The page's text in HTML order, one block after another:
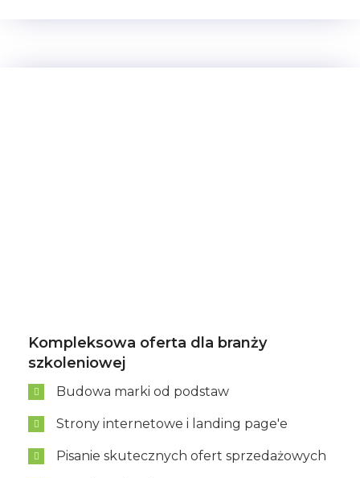
Kompleksowa oferta dla branży
szkoleniowej
Budowa marki od podstaw
Strony internetowe i landing page'e
Pisanie skutecznych ofert sprzedażowych